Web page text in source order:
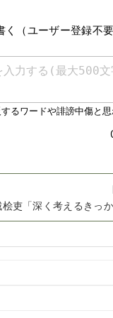
く（ユーザー登録不要
桧吏「深く考えるきっ